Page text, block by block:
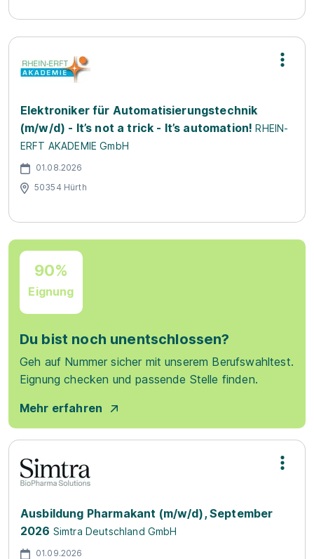
Elektroniker für Automatisierungstechnik
(m/w/d) - It’s not a trick - It’s automation! RHEIN-
ERFT AKADEMIE GmbH
01.08.2026
50354 Hürth
90%
Eignung
Du bist noch unentschlossen?
Geh auf Nummer sicher mit unserem Berufswahltest.
Eignung checken und passende Stelle finden.
Mehr erfahren
Ausbildung Pharmakant (m/w/d), September
2026 Simtra Deutschland GmbH
01.09.2026